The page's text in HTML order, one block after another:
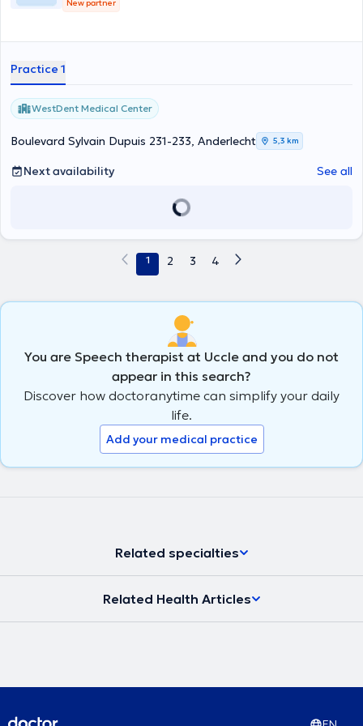
New partner
Practice 1
WestDent Medical Center
Boulevard Sylvain Dupuis 231-233, Anderlecht 5,3 km
Next availability See all
1 2 3 4
You are Speech therapist at Uccle and you do not
appear in this search?
Discover how doctoranytime can simplify your daily
life.
Add your medical practice
Related specialties
Related Health Articles